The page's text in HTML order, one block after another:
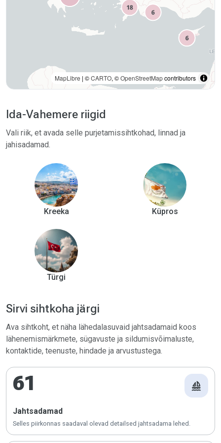
Idapoolsemal Küprose, Levan­ti ja Egiptuse suunas
muutuvad sidumisvõimalused harvemaks ning liikumisi
tuleb planeerida teadlikumalt. Paljudes piirkondades
on ruumi ja kohalikud moorimisreeglid väga erinevad
sõltuvalt kohast.
sooja kliimaga rannikutrippimist, sagedasi kaldapeatusi
ja marsruute, mida saab tuule ümber kohandada.
Meeskonnad, kes plaanivad pikemaid avamereetappe
marsruute ja ajastust hoolikalt valima või alustama
varasema ja kaitstuma Joonevahemikuga. Enne
väljaminekut kontrollige sissesõidupunkte,
immigratsiooni- ja tollireegleid, marina­de saadavust,
kohalikke ankrukeelde, sealhulgas MPA-sid ja
Posidonia kaitsevööndeid.
MapLibre | ©CARTO, ©OpenStreetMapcontributors
Ida-Vahemere riigid
Vali riik, et avada selle purjetamissihtkohad, linnad ja
jahisadamad.
Kreeka Küpros
Türgi
Sirvi sihtkoha järgi
Ava sihtkoht, et näha lähedalasuvaid jahtsadamaid koos
lähenemismärkmete, sügavuste ja sildumisvõimaluste,
kontaktide, teenuste, hindade ja arvustustega.
61 sailing
Jahtsadamad
Selles piirkonnas saadaval olevad detailsed jahtsadama lehed.